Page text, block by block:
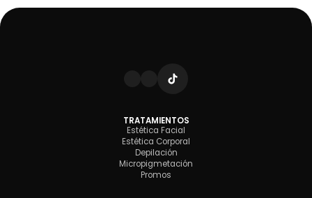
TRATAMIENTOS
Estética Facial
Estética Corporal
Depilación
Micropigmetación
Promos